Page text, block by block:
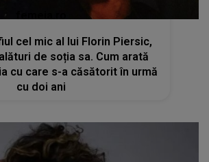
cel mic al lui Florin Piersic,
de soția sa. Cum arată
cu care s-a căsătorit în urmă
cu doi ani